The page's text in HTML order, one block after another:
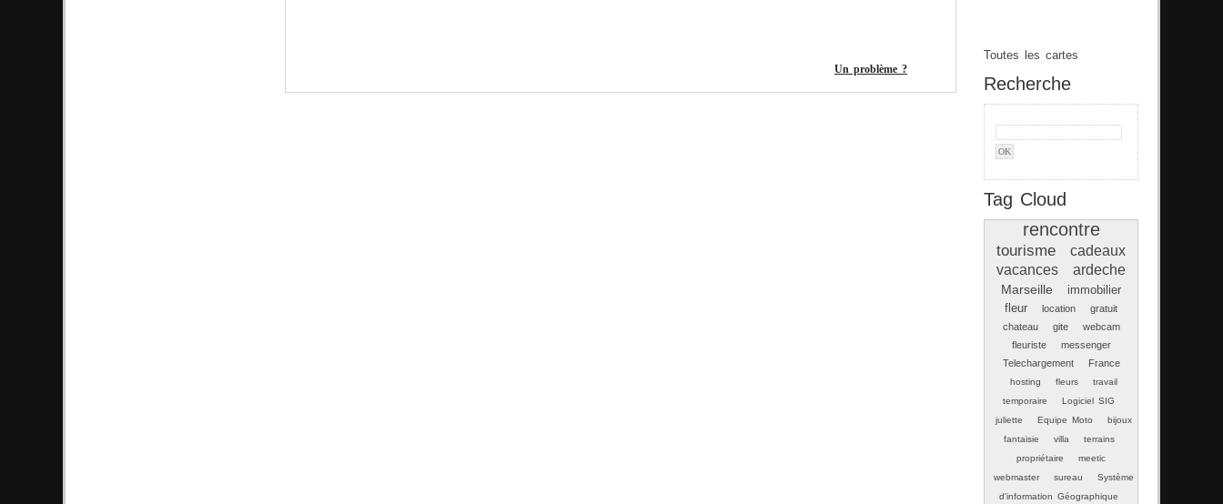
Toutes les cartes
Recherche
Tag Cloud
rencontre
tourisme
cadeaux
vacances
ardeche
Marseille
immobilier
fleur
location
gratuit
chateau
gite
webcam
fleuriste
messenger
Telechargement
France
hosting fleurs
travail
temporaire
Logiciel SIG
juliette
Equipe Moto
bijoux
fantaisie
villa
terrains
propriétaire
meetic
webmaster
sureau
Système
d'information Géographique
Un problème ?